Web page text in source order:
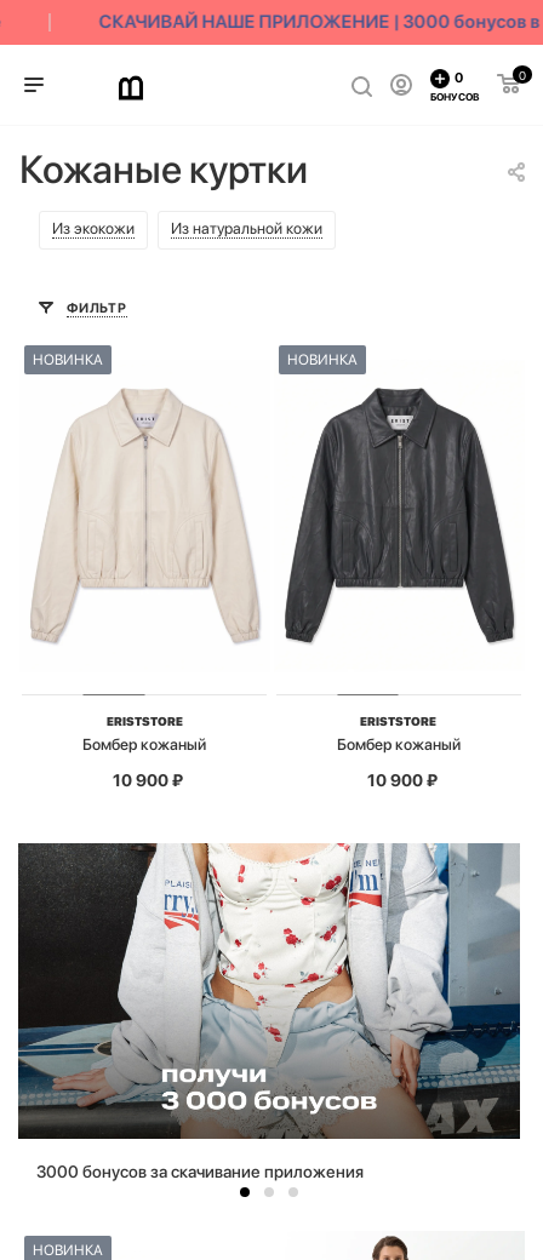
СКАЧИВАЙ НАШЕ ПРИЛОЖЕНИЕ | 3000 бонусов в
0
0
БОНУСОВ
Кожаные куртки
Из экокожи Из натуральной кожи
ФИЛЬТР
НОВИНКА
ERISTSTORE
Бомбер кожаный
10 900₽
НОВИНКА
ERISTSTORE
Бомбер кожаный
10 900₽
3000 бонусов за скачивание приложения
НОВИНКА